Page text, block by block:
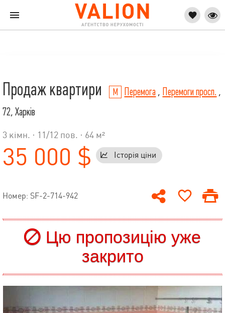
Продаж квартири Перемога , Перемоги просп. ,
72, Харків
3 кімн. · 11 /12 пов. · 64 м²
35 000 $ Історія ціни
Номер: SF-2-714-942
Цю пропозицію уже
закрито